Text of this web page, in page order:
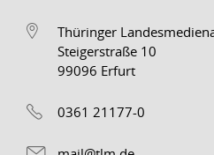
Thüringer
Steigerstraße 10
99096 Erfurt
0361 21177-0